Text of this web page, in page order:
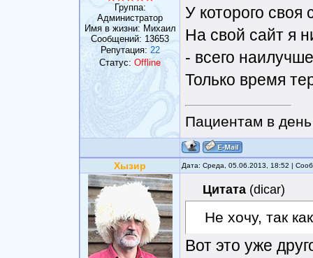
Группа:
Администратор
Имя в жизни: Михаил
Сообщений: 13653
Репутация: 22
Статус: Offline
У которого своя
На свой сайт я
- всего
Только время
Пациентам в
Хызир Дата: Среда, 05.06.2013, 18:52 |
Цитата (dicar)
Не хочу, так
Вот это уже